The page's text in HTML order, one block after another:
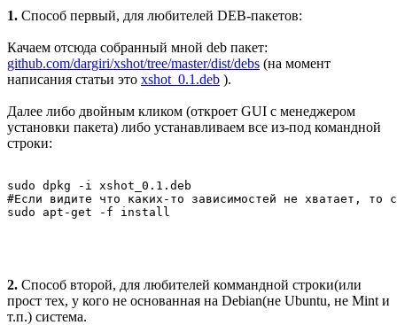
1. Способ первый, для любителей DEB-пакетов:
Качаем отсюда собранный мной deb пакет:
github.com/dargiri/xshot/tree/master/dist/debs (на момент
написания статьи это xshot_0.1.deb ).
Далее либо двойным кликом (откроет GUI с менеджером
установки пакета) либо устанавливаем все из-под командной
строки:
sudo dpkg -i xshot_0.1.deb
#Если видите что каких-то зависимостей не хватает, то
2. Способ второй, для любителей коммандной строки(или
прост тех, у кого не основанная на Debian(не Ubuntu, не Mint и
т.п.) система.